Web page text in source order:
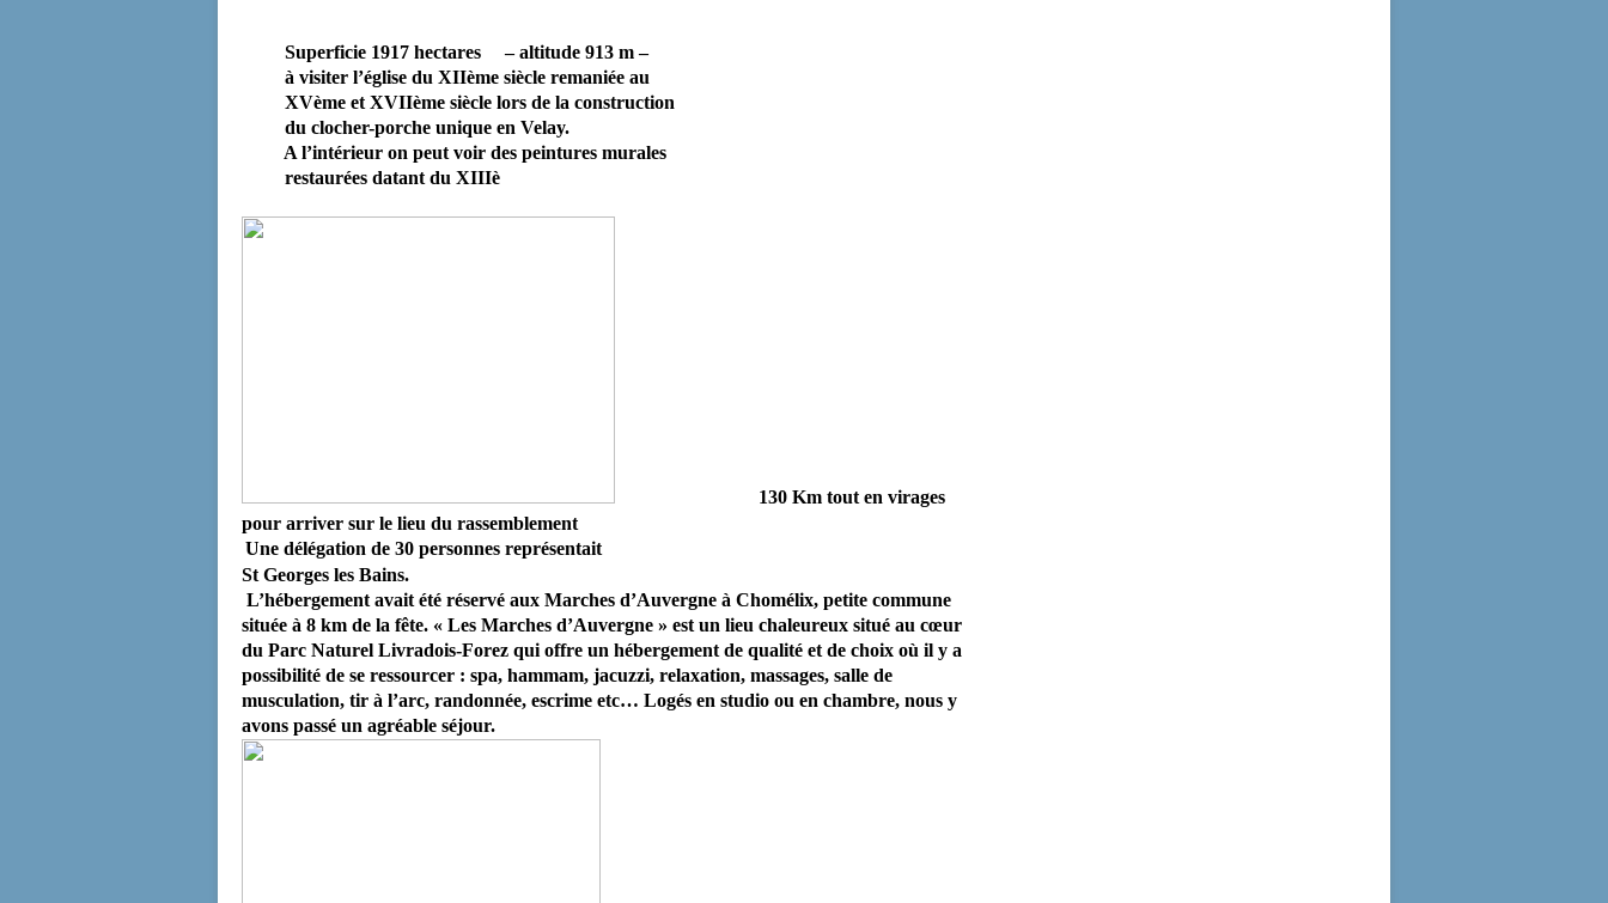
Superficie 1917 hectares
– altitude 913 m –
à visiter l’église du XIIème siècle remaniée au
XVème et XVIIème siècle lors de la construction
du clocher-porche unique en Velay.
A l’intérieur on peut voir des peintures murales
restaurées datant du XIIIè
130 Km tout en virages
pour arriver sur le lieu du rassemblement
Une délégation de 30 personnes représentait
St Georges les Bains.
L’hébergement avait été réservé aux Marches d’Auvergne à Chomélix, petite commune
située à 8 km de la fête. « Les Marches d’Auvergne » est un lieu chaleureux situé au cœur
du Parc Naturel Livradois-Forez qui offre un hébergement de qualité et de choix où il y a
possibilité de se ressourcer : spa, hammam, jacuzzi, relaxation, massages, salle de
musculation, tir à l’arc, randonnée, escrime etc… Logés en studio ou en chambre, nous y
avons passé un agréable séjour.